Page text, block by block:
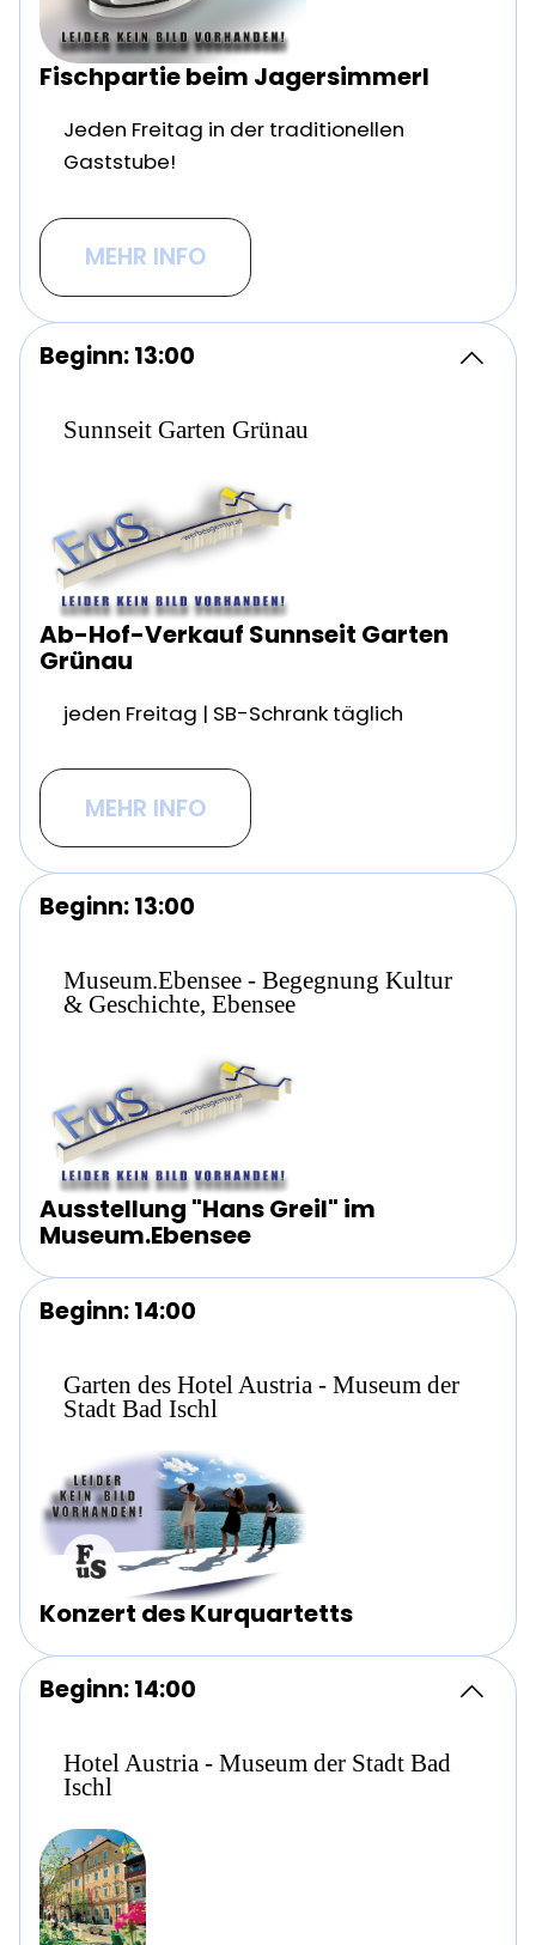
Fischpartie beim Jagersimmerl
Jeden Freitag in der traditionellen
Gaststube!
MEHR INFO
Beginn: 13:00
Sunnseit Garten Grünau
Ab-Hof-Verkauf Sunnseit Garten
Grünau
jeden Freitag | SB-Schrank täglich
MEHR INFO
Beginn: 13:00
Museum.Ebensee - Begegnung Kultur
& Geschichte, Ebensee
Ausstellung "Hans Greil" im
Museum.Ebensee
Beginn: 14:00
Garten des Hotel Austria - Museum der
Stadt Bad Ischl
Konzert des Kurquartetts
Beginn: 14:00
Hotel Austria - Museum der Stadt Bad
Ischl